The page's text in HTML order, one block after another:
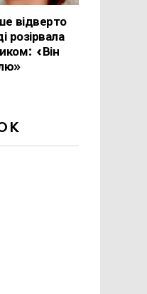
відверто
розірвала
«Він